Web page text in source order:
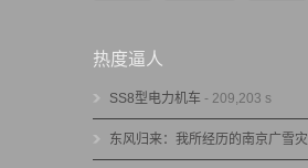
热度逼人
SS8型电力机车 - 209,203 s
东风归来：我所经历的南京广雪灾